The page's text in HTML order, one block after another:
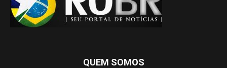
QUEM SOMOS